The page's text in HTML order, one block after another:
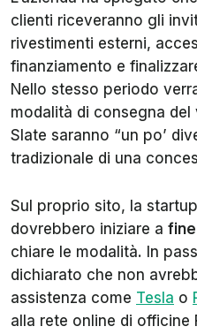
clienti riceveranno gli
rivestimenti esterni,
finanziamento e
Nello stesso periodo
modalità di consegna
Slate saranno “un po’
tradizionale di una
Sul proprio sito, la
dovrebbero iniziare a
chiare le modalità. In
dichiarato che non
assistenza come Tesla o
alla rete online di officine